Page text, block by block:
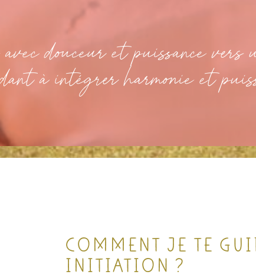
douceur et puissance vers
à intégrer harmonie et
COMMENT JE TE
INITIATION ?